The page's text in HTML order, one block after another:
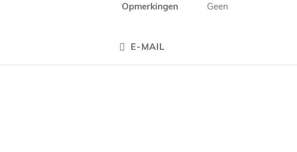
Opmerkingen
Geen
E-MAIL